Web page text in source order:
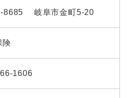
8685 岐阜市金町5-20
険
1606